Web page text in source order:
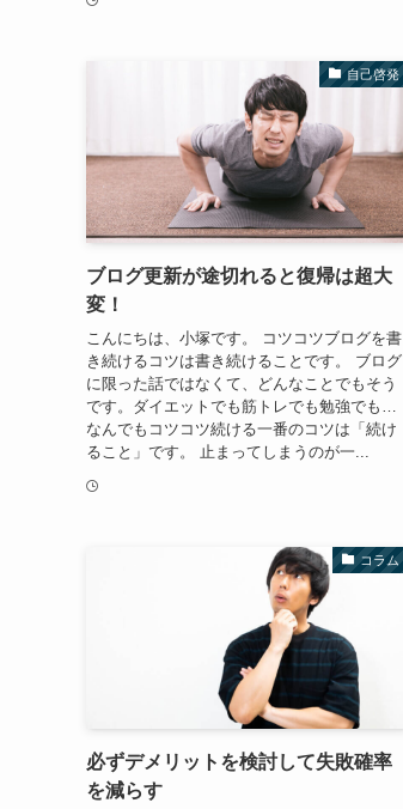
自己啓発
ブログ更新が途切れると復帰は超大
変！
こんにちは、小塚です。 コツコツブログを書
き続けるコツは書き続けることです。 ブログ
に限った話ではなくて、どんなことでもそう
です。ダイエットでも筋トレでも勉強でも…
なんでもコツコツ続ける一番のコツは「続け
ること」です。 止まってしまうのが一...
コラム
必ずデメリットを検討して失敗確率
を減らす